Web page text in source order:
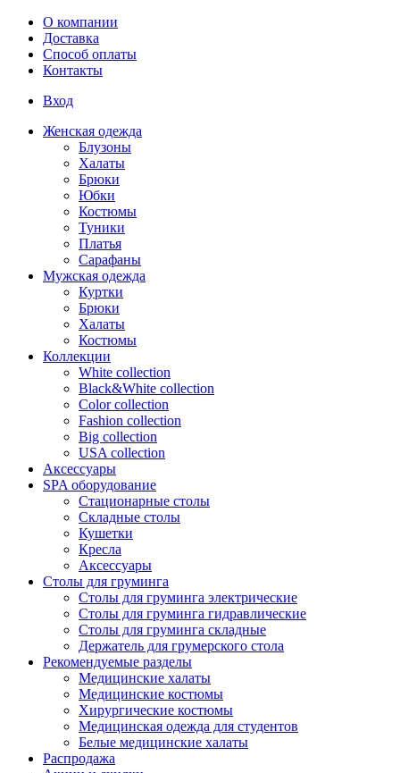
Перейти к основному содержанию
О компании
Доставка
Способ оплаты
Контакты
Вход
Женская одежда
Блузоны
Халаты
Брюки
Юбки
Костюмы
Туники
Платья
Сарафаны
Мужская одежда
Куртки
Брюки
Халаты
Костюмы
Коллекции
White collection
Black&White collection
Color collection
Fashion collection
Big collection
USA collection
Аксессуары
SPA оборудование
Стационарные столы
Складные столы
Кушетки
Кресла
Аксессуары
Столы для груминга
Столы для груминга электрические
Столы для груминга гидравлические
Столы для груминга складные
Держатель для грумерского стола
Рекомендуемые разделы
Медицинские халаты
Медицинские костюмы
Хирургические костюмы
Медицинская одежда для студентов
Белые медицинские халаты
Распродажа